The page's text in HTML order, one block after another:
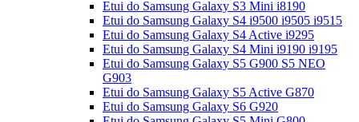
Etui do Samsung Galaxy S3 Mini i8190
Etui do Samsung Galaxy S4 i9500 i9505 i9515
Etui do Samsung Galaxy S4 Active i9295
Etui do Samsung Galaxy S4 Mini i9190 i9195
Etui do Samsung Galaxy S5 G900 S5 NEO
G903
Etui do Samsung Galaxy S5 Active G870
Etui do Samsung Galaxy S6 G920